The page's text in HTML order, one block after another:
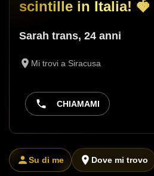
scintille in Italia! 🍓
Sarah trans, 24 anni
Mi trovi a Siracusa
CHIAMAMI
Su di me Dove mi trovo